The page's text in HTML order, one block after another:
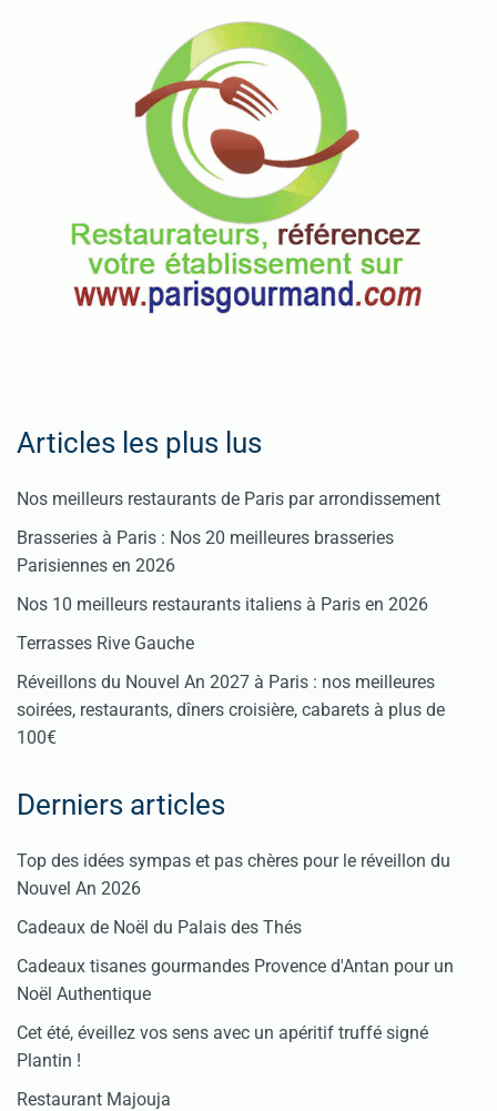
Articles les plus lus
Nos meilleurs restaurants de Paris par arrondissement
Brasseries à Paris : Nos 20 meilleures brasseries
Parisiennes en 2026
Nos 10 meilleurs restaurants italiens à Paris en 2026
Terrasses Rive Gauche
Réveillons du Nouvel An 2027 à Paris : nos meilleures
soirées, restaurants, dîners croisière, cabarets à plus de
100€
Derniers articles
Top des idées sympas et pas chères pour le réveillon du
Nouvel An 2026
Cadeaux de Noël du Palais des Thés
Cadeaux tisanes gourmandes Provence d'Antan pour un
Noël Authentique
Cet été, éveillez vos sens avec un apéritif truffé signé
Plantin !
Restaurant Majouja